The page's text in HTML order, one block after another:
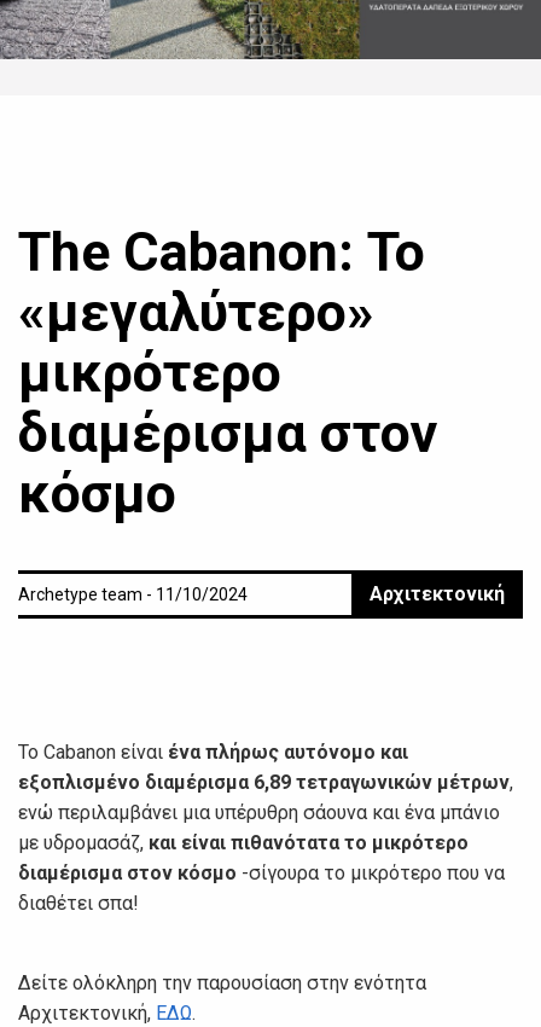
The Cabanon: Το
«μεγαλύτερο»
μικρότερο
διαμέρισμα στον
κόσμο
Archetype team - 11/10/2024 Αρχιτεκτονική
Το Cabanon είναι ένα πλήρως αυτόνομο και
εξοπλισμένο διαμέρισμα 6,89 τετραγωνικών μέτρων,
ενώ περιλαμβάνει μια υπέρυθρη σάουνα και ένα μπάνιο
με υδρομασάζ, και είναι πιθανότατα το μικρότερο
διαμέρισμα στον κόσμο -σίγουρα το μικρότερο που να
διαθέτει σπα!
Δείτε ολόκληρη την παρουσίαση στην ενότητα
Αρχιτεκτονική, ΕΔΩ.